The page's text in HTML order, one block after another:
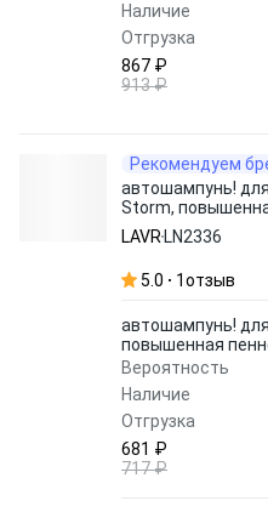
Наличие
Отгрузка
867 ₽
913 ₽
Рекомендуем
автошампунь!
Storm,
110), 1,2 л\
LAVR LN2336
5.0 1отзыв
автошампунь!
повышенная
Вероятность
Наличие
Отгрузка
681 ₽
717 ₽